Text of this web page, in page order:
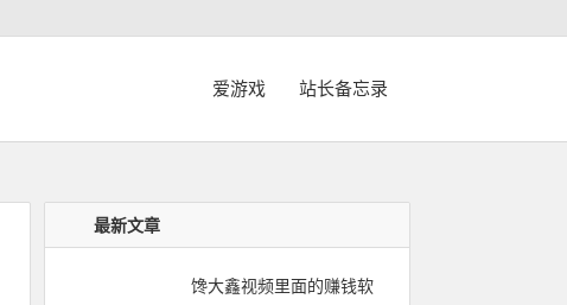
爱游戏 站长备忘录
最新文章
馋大鑫视频里面的赚钱软